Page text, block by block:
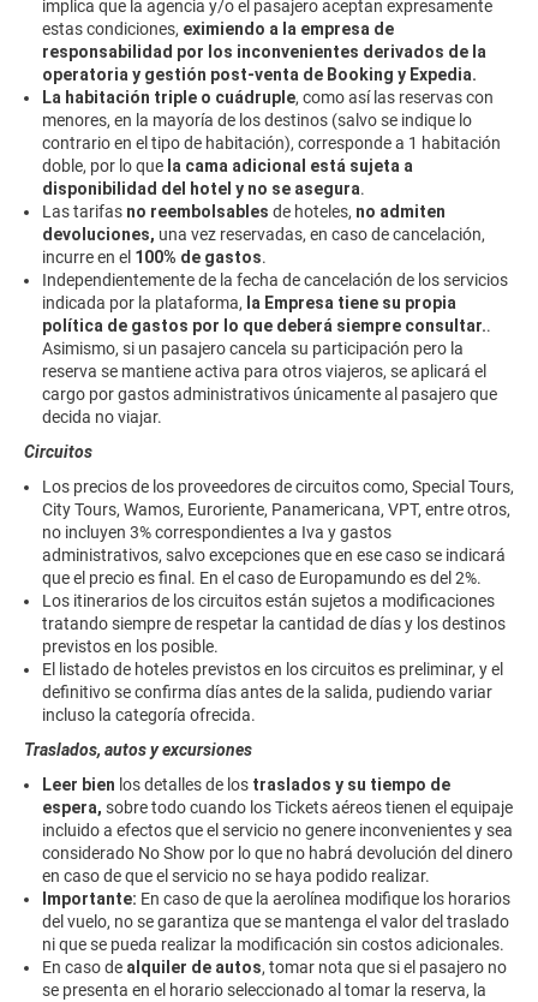
implica que la agencia y/o el pasajero aceptan expresamente
estas condiciones, eximiendo a la empresa de
responsabilidad por los inconvenientes derivados de la
operatoria y gestión post-venta de Booking y Expedia.
La habitación triple o cuádruple, como así las reservas con
menores, en la mayoría de los destinos (salvo se indique lo
contrario en el tipo de habitación), corresponde a 1 habitación
doble, por lo que la cama adicional está sujeta a
disponibilidad del hotel y no se asegura.
Las tarifas no reembolsables de hoteles, no admiten
devoluciones, una vez reservadas, en caso de cancelación,
incurre en el 100% de gastos.
Independientemente de la fecha de cancelación de los servicios
indicada por la plataforma, la Empresa tiene su propia
política de gastos por lo que deberá siempre consultar..
Asimismo, si un pasajero cancela su participación pero la
reserva se mantiene activa para otros viajeros, se aplicará el
cargo por gastos administrativos únicamente al pasajero que
decida no viajar.
Circuitos
Los precios de los proveedores de circuitos como, Special Tours,
City Tours, Wamos, Euroriente, Panamericana, VPT, entre otros,
no incluyen 3% correspondientes a Iva y gastos
administrativos, salvo excepciones que en ese caso se indicará
que el precio es final. En el caso de Europamundo es del 2%.
Los itinerarios de los circuitos están sujetos a modificaciones
tratando siempre de respetar la cantidad de días y los destinos
previstos en los posible.
El listado de hoteles previstos en los circuitos es preliminar, y el
definitivo se confirma días antes de la salida, pudiendo variar
incluso la categoría ofrecida.
Traslados, autos y excursiones
Leer bien los detalles de los traslados y su tiempo de
espera, sobre todo cuando los Tickets aéreos tienen el equipaje
incluido a efectos que el servicio no genere inconvenientes y sea
considerado No Show por lo que no habrá devolución del dinero
en caso de que el servicio no se haya podido realizar.
Importante: En caso de que la aerolínea modifique los horarios
del vuelo, no se garantiza que se mantenga el valor del traslado
ni que se pueda realizar la modificación sin costos adicionales.
En caso de alquiler de autos, tomar nota que si el pasajero no
se presenta en el horario seleccionado al tomar la reserva, la